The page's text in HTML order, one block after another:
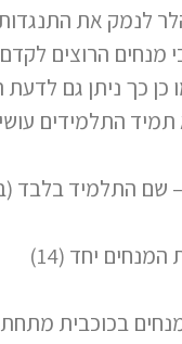
לנמק את
מנחים הרוצים
כך ניתן גם לדעת
התלמידים